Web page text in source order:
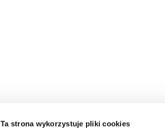
Ta strona wykorzystuje pliki cookies